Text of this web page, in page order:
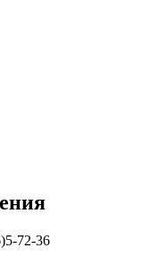
72-36